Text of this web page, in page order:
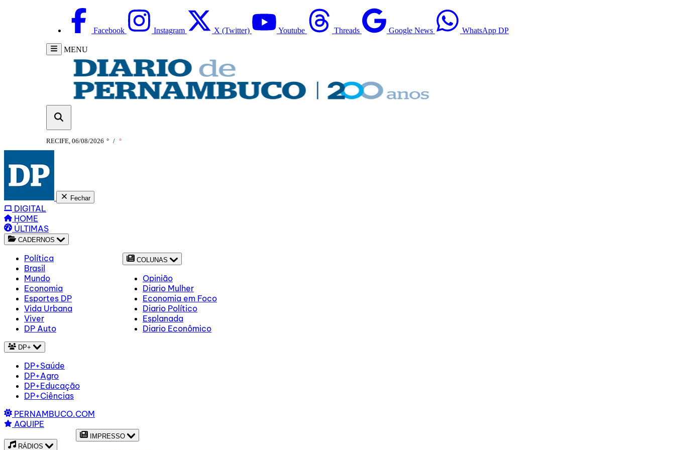
Facebook Instagram X (Twitter) Youtube Threads Google News WhatsApp DP
MENU
RECIFE, 06/08/2026 ° / °
Fechar
DIGITAL
HOME
ÚLTIMAS
CADERNOS
Política
Brasil
Mundo
Economia
Esportes DP
Vida Urbana
Viver
DP Auto
COLUNAS
Opinião
Diario Mulher
Economia em Foco
Diario Político
Esplanada
Diario Econômico
DP+
DP+Saúde
DP+Agro
DP+Educação
DP+Ciências
PERNAMBUCO.COM
AQUIPE
RÁDIOS
IMPRESSO